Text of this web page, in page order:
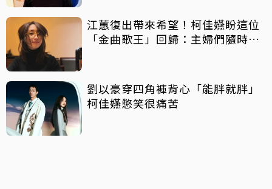
江蕙復出帶來希望！柯佳嬿盼這位
「金曲歌王」回歸：主婦們隨時為
劉以豪穿四角褲背心「能胖就胖」
柯佳嬿憋笑很痛苦